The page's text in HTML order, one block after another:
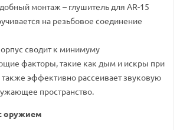
монтаж – глушитель для AR-15
на резьбовое соединение
сводит к минимуму
факторы, такие как дым и искры при
также эффективно рассеивает звуковую
пространство.
оружием